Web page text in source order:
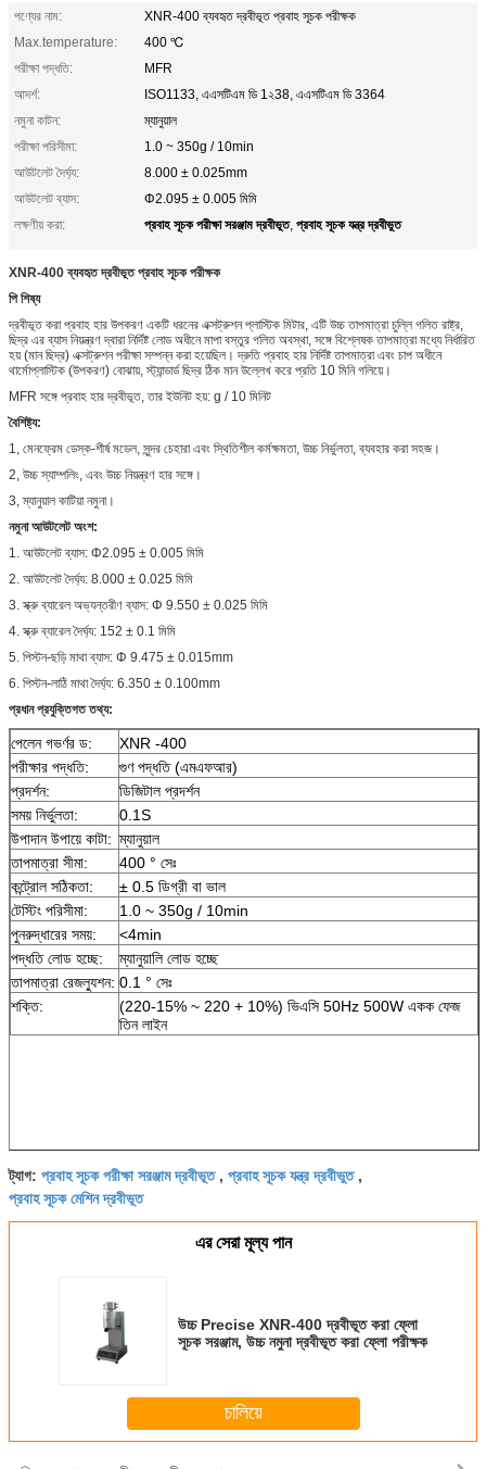
পণ্যের নাম:
XNR-400 ব্যবহৃত দ্রবীভূত প্রবাহ সূচক পরীক্ষক
Max.temperature:
400 ℃
পরীক্ষা পদ্ধতি:
MFR
আদর্শ:
ISO1133, এএসটিএম ডি 1২38, এএসটিএম ডি 3364
নমুনা কাটন:
ম্যানুয়াল
পরীক্ষা পরিসীমা:
1.0 ~ 350g / 10min
আউটলেট দৈর্ঘ্য:
8.000 ± 0.025mm
আউটলেট ব্যাস:
Φ2.095 ± 0.005 মিমি
লক্ষণীয় করা:
প্রবাহ সূচক পরীক্ষা সরঞ্জাম দ্রবীভূত, প্রবাহ সূচক যন্ত্র দ্রবীভুত
XNR-400 ব্যবহৃত দ্রবীভূত প্রবাহ সূচক পরীক্ষক
পি শিষ্য
দ্রবীভূত করা প্রবাহ হার উপকরণ একটি ধরনের এক্সট্রুশন প্লাস্টিক মিটার, এটি উচ্চ তাপমাত্রা চুল্লি গলিত রাষ্ট্র,
ছিদ্র এর ব্যাস নিয়ন্ত্রণ দ্বারা নির্দিষ্ট লোড অধীনে মাপা বস্তুর গলিত অবস্থা, সঙ্গে বিশ্লেষক তাপমাত্রা মধ্যে নির্ধারিত
হয় (মান ছিদ্র) এক্সট্রুশন পরীক্ষা সম্পন্ন করা হয়েছিল। দ্রুতি প্রবাহ হার নির্দিষ্ট তাপমাত্রা এবং চাপ অধীনে
থার্মোপ্লাস্টিক (উপকরণ) বোঝায়, স্ট্যান্ডার্ড ছিদ্র ঠিক মান উল্লেখ করে প্রতি 10 মিনি গলিয়ে।
MFR সঙ্গে প্রবাহ হার দ্রবীভূত, তার ইউনিট হয়: g / 10 মিনিট
বৈশিষ্ট্য:
1, মেনফ্রেম ডেস্ক-শীর্ষ মডেল, সুন্দর চেহারা এবং স্থিতিশীল কর্মক্ষমতা, উচ্চ নির্ভুলতা, ব্যবহার করা সহজ।
2, উচ্চ স্যাম্পলিং, এবং উচ্চ নিয়ন্ত্রণ হার সঙ্গে।
3, ম্যানুয়াল কাটিয়া নমুনা।
নমুনা আউটলেট অংশ:
1. আউটলেট ব্যাস: Φ2.095 ± 0.005 মিমি
2. আউটলেট দৈর্ঘ্য: 8.000 ± 0.025 মিমি
3. স্ক্রু ব্যারেল অভ্যন্তরীণ ব্যাস: Φ 9.550 ± 0.025 মিমি
4. স্ক্রু ব্যারেল দৈর্ঘ্য: 152 ± 0.1 মিমি
5. পিস্টন-ছড়ি মাথা ব্যাস: Φ 9.475 ± 0.015mm
6. পিস্টন-লাঠি মাথা দৈর্ঘ্য: 6.350 ± 0.100mm
প্রধান প্রযুক্তিগত তথ্য:
পেলেন গভর্ণর ড:
XNR -400
পরীক্ষার পদ্ধতি:
গুণ পদ্ধতি (এমএফআর)
প্রদর্শন:
ডিজিটাল প্রদর্শন
সময় নির্ভুলতা:
0.1S
উপাদান উপায়ে কাটা: ম্যানুয়াল
তাপমাত্রা সীমা:
400 ° সেঃ
কন্ট্রোল সঠিকতা:
± 0.5 ডিগ্রী বা ভাল
টেস্টিং পরিসীমা:
1.0 ~ 350g / 10min
পুনরুদ্ধারের সময়:
<4min
পদ্ধতি লোড হচ্ছে:
ম্যানুয়ালি লোড হচ্ছে
তাপমাত্রা রেজল্যুশন: 0.1 ° সেঃ
শক্তি:
(220-15% ~ 220 + 10%) ভিএসি 50Hz 500W একক ফেজ
তিন লাইন
ট্যাগ: প্রবাহ সূচক পরীক্ষা সরঞ্জাম দ্রবীভূত, প্রবাহ সূচক যন্ত্র দ্রবীভুত,
প্রবাহ সূচক মেশিন দ্রবীভূত
এর সেরা মূল্য পান
উচ্চ Precise XNR-400 দ্রবীভূত করা ফ্লো
সূচক সরঞ্জাম, উচ্চ নমুনা দ্রবীভূত করা ফ্লো পরীক্ষক
চালিয়ে